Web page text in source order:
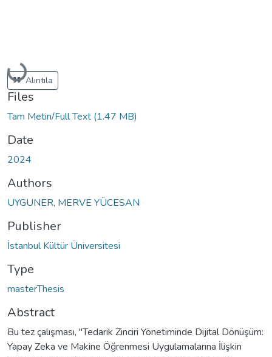
Loading...
Alıntıla
Files
Tam Metin/Full Text (1.47 MB)
Date
2024
Authors
UYGUNER, MERVE YÜCESAN
Publisher
İstanbul Kültür Üniversitesi
Type
masterThesis
Abstract
Bu tez çalışması, "Tedarik Zinciri Yönetiminde Dijital Dönüşüm:
Yapay Zeka ve Makine Öğrenmesi Uygulamalarına İlişkin